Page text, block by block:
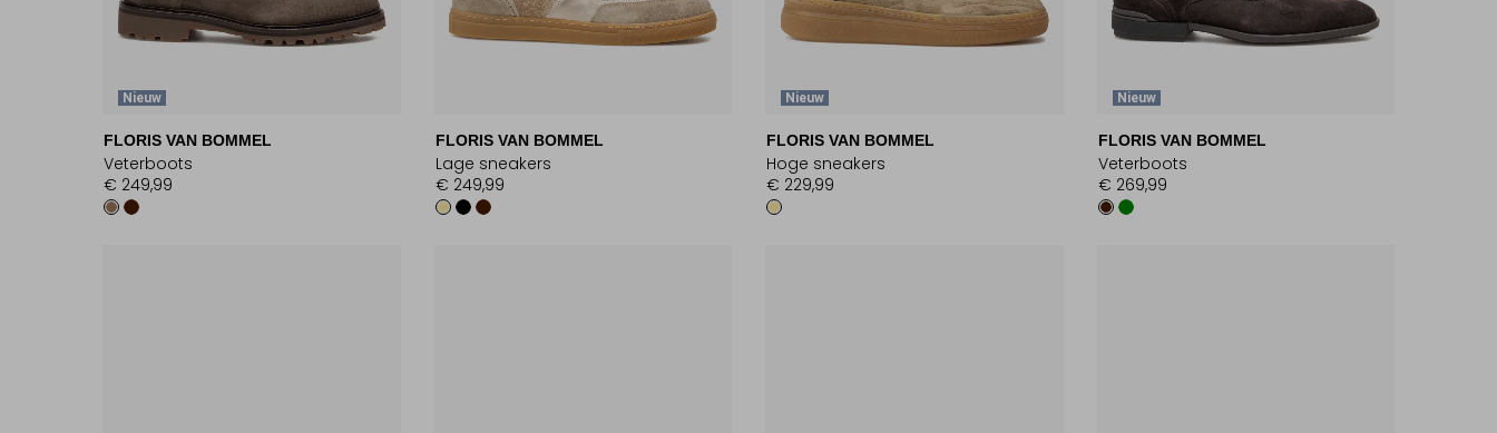
Nieuw
FLORIS VAN BOMMEL
Veterboots
€ 249,99
FLORIS VAN BOMMEL
Lage sneakers
€ 249,99
Nieuw
FLORIS VAN BOMMEL
Hoge sneakers
€ 229,99
Nieuw
FLORIS VAN BOMMEL
Veterboots
€ 269,99